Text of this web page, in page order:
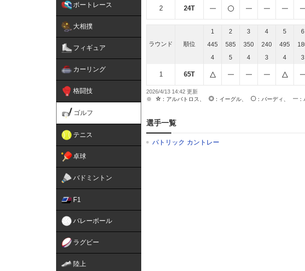
ボートレース
大相撲
フィギュア
カーリング
格闘技
ゴルフ
テニス
卓球
バドミントン
F1
バレーボール
ラグビー
陸上
2 24T
ラウンド 順位
1 2 3 4 5 6
445
585 350 240 495
4
5 4 3 4 3
1 65T
2026/4/13 14:42
：アルバトロス、
：イーグル、 ：バーディ、
選手一覧
パトリック カントレー